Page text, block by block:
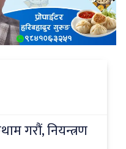
गरौं, नियन्त्रण